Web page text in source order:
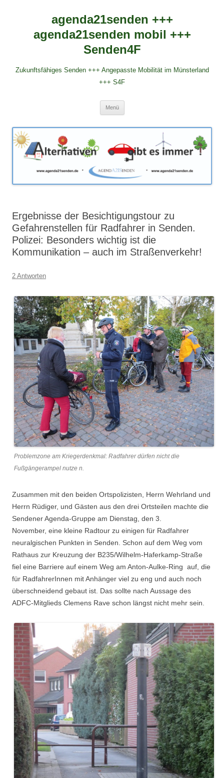
agenda21senden +++
agenda21senden mobil +++
Senden4F
Zukunftsfähiges Senden +++ Angepasste Mobilität im Münsterland
+++ S4F
Menü
Ergebnisse der Besichtigungstour zu
Gefahrenstellen für Radfahrer in Senden.
Polizei: Besonders wichtig ist die
Kommunikation – auch im Straßenverkehr!
2 Antworten
Problemzone am Kriegerdenkmal: Radfahrer dürfen nicht die
Fußgängerampel nutze n.
Zusammen mit den beiden Ortspolizisten, Herrn Wehrland und
Herrn Rüdiger, und Gästen aus den drei Ortsteilen machte die
Sendener Agenda-Gruppe am Dienstag, den 3.
November, eine kleine Radtour zu einigen für Radfahrer
neuralgischen Punkten in Senden. Schon auf dem Weg vom
Rathaus zur Kreuzung der B235/Wilhelm-Haferkamp-Straße
fiel eine Barriere auf einem Weg am Anton-Aulke-Ring auf, die
für RadfahrerInnen mit Anhänger viel zu eng und auch noch
überschneidend gebaut ist. Das sollte nach Aussage des
ADFC-Mitglieds Clemens Rave schon längst nicht mehr sein.